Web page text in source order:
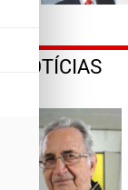
NOTÍCIAS